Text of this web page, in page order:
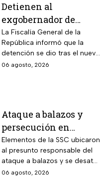
Detienen al
exgobernador de
Guerrero, Ángel
Aguirre, por el Caso
Ayotzinapa
La Fiscalía General de la
República informó que la
detención se dio tras el nuevo
modelo de investigación
06 agosto, 2026
Ataque a balazos y
persecución en
Álvaro Obregón,
CDMX, hoy 6 de agosto
Elementos de la SSC ubicaron
al presunto responsable del
ataque a balazos y se desató
una persecución
06 agosto, 2026